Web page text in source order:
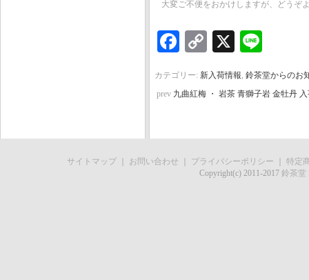
大変ご不便をおかけしますが、どうぞ
Facebook
Copy
X
カテゴリー: 新入荷情報, 鈴茶堂からのお
prev 九曲紅梅 ・ 岩茶 青獅子岩 金牡丹
サイトマップ お問い合わせ プライバシーポリシー
特定
Copyright(c) 2011-2017 鈴茶堂